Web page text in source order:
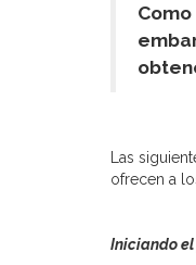
Las
ofrecen a
Iniciando